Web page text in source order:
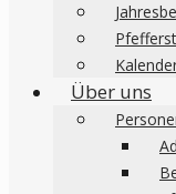
Über uns